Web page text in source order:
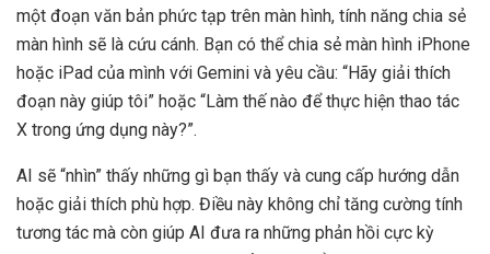
một đoạn văn bản phức tạp trên màn hình, tính năng chia sẻ
màn hình sẽ là cứu cánh. Bạn có thể chia sẻ màn hình iPhone
hoặc iPad của mình với Gemini và yêu cầu: “Hãy giải thích
đoạn này giúp tôi” hoặc “Làm thế nào để thực hiện thao tác
X trong ứng dụng này?”.
AI sẽ “nhìn” thấy những gì bạn thấy và cung cấp hướng dẫn
hoặc giải thích phù hợp. Điều này không chỉ tăng cường tính
tương tác mà còn giúp AI đưa ra những phản hồi cực kỳ